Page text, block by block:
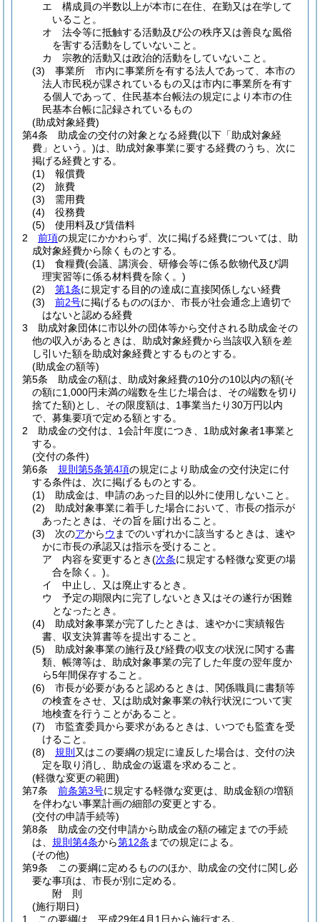
エ
構成員の半数以上が本市に在住、在勤又は在学して
いること。
オ
法令等に抵触する活動及び公の秩序又は善良な風俗
を害する活動をしていないこと。
カ
宗教的活動又は政治的活動をしていないこと。
(3)
事業所 市内に事業所を有する法人であって、本市の
法人市民税が課されているもの又は市内に事業所を有す
る個人であって、住民基本台帳法の規定により本市の住
民基本台帳に記録されているもの
(助成対象経費)
第4条
助成金の交付の対象となる経費(以下「助成対象経
費」という。)は、助成対象事業に要する経費のうち、次に
掲げる経費とする。
(1)
報償費
(2)
旅費
(3)
需用費
(4)
役務費
(5)
使用料及び賃借料
2
前項の規定にかかわらず、次に掲げる経費については、助
成対象経費から除くものとする。
(1)
食糧費(会議、講演会、研修会等に係る飲物代及び調
理実習等に係る材料費を除く。)
(2)
第1条に規定する目的の達成に直接関係しない経費
(3)
前2号に掲げるもののほか、市長が社会通念上適切で
はないと認める経費
3
助成対象団体に市以外の団体等から交付される助成金その
他の収入があるときは、助成対象経費から当該収入額を差
し引いた額を助成対象経費とするものとする。
(助成金の額等)
第5条
助成金の額は、助成対象経費の10分の10以内の額(そ
の額に1,000円未満の端数を生じた場合は、その端数を切り
捨てた額)とし、その限度額は、1事業当たり30万円以内
で、募集要項で定める額とする。
2
助成金の交付は、1会計年度につき、1助成対象者1事業と
する。
(交付の条件)
第6条
規則第5条第4項の規定により助成金の交付決定に付
する条件は、次に掲げるものとする。
(1)
助成金は、申請のあった目的以外に使用しないこと。
(2)
助成対象事業に着手した場合において、市長の指示が
あったときは、その旨を届け出ること。
(3)
次のアからウ までのいずれかに該当するときは、速や
かに市長の承認又は指示を受けること。
ア
内容を変更するとき(次条に規定する軽微な変更の場
合を除く。)。
イ
中止し、又は廃止するとき。
ウ
予定の期限内に完了しないとき又はその遂行が困難
となったとき。
(4)
助成対象事業が完了したときは、速やかに実績報告
書、収支決算書等を提出すること。
(5)
助成対象事業の施行及び経費の収支の状況に関する書
類、帳簿等は、助成対象事業の完了した年度の翌年度か
ら5年間保存すること。
(6)
市長が必要があると認めるときは、関係職員に書類等
の検査をさせ、又は助成対象事業の執行状況について実
地検査を行うことがあること。
(7)
市監査委員から要求があるときは、いつでも監査を受
けること。
(8)
規則 又はこの要綱の規定に違反した場合は、交付の決
定を取り消し、助成金の返還を求めること。
(軽微な変更の範囲)
第7条
前条第3号に規定する軽微な変更は、助成金額の増額
を伴わない事業計画の細部の変更とする。
(交付の申請手続等)
第8条
助成金の交付申請から助成金の額の確定までの手続
は、 規則第4条から第12条 までの規定による。
(その他)
第9条
この要綱に定めるもののほか、助成金の交付に関し必
要な事項は、市長が別に定める。
附 則
(施行期日)
1
この要綱は、平成29年4月1日から施行する。